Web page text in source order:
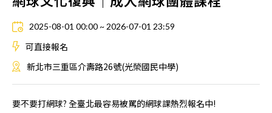
2025-08-01 00:00 ~ 2026-07-01 23:59
可直接報名
新北市三重區介壽路26號(光榮國民中學)
要不要打網球? 全臺北最容易被罵的網球課熱烈報名中!